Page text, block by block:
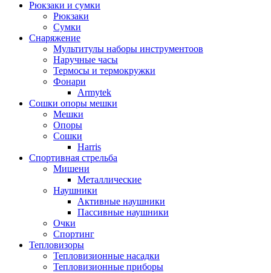
Рюкзаки и сумки
Рюкзаки
Сумки
Снаряжение
Мультитулы наборы инструментоов
Наручные часы
Термосы и термокружки
Фонари
Armytek
Сошки опоры мешки
Мешки
Опоры
Сошки
Harris
Спортивная стрельба
Мишени
Металлические
Наушники
Активные наушники
Пассивные наушники
Очки
Спортинг
Тепловизоры
Тепловизионные насадки
Тепловизионные приборы